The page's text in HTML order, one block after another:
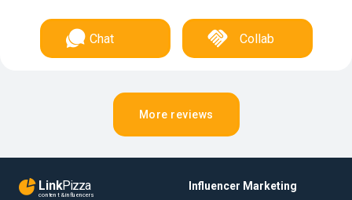
Chat Collab
More reviews
LinkPizza
content & influencers
Influencer Marketing